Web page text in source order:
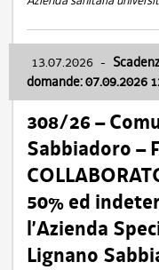
13.07.2026 -
domande: 07.09.2026
308/26 –
Sabbiadoro –
50% ed
l’Azienda
Lignano